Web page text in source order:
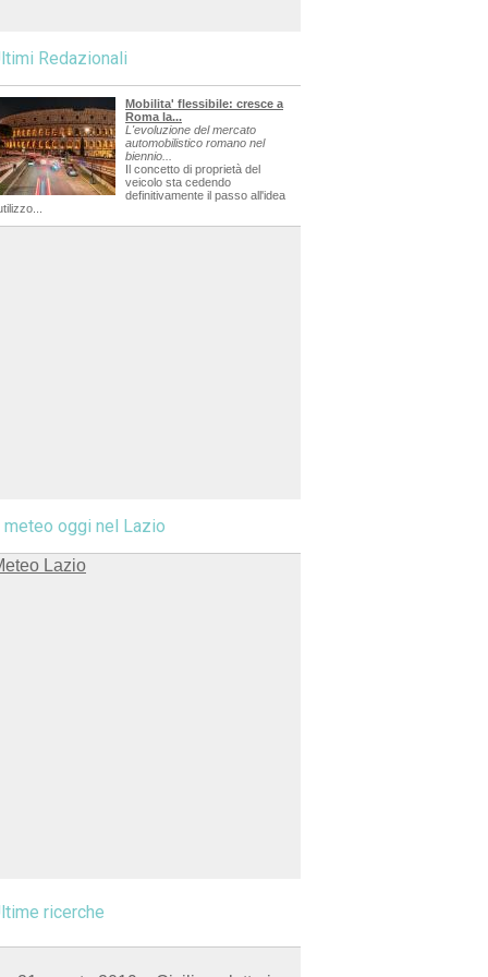
Redazionali
Mobilita' flessibile: cresce a
Roma la...
L'evoluzione del mercato
automobilistico romano nel
biennio...
Il concetto di proprietà del
veicolo sta cedendo
definitivamente il passo all'idea
meteo oggi nel Lazio
ricerche